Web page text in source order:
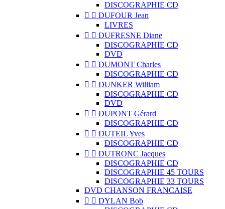
DISCOGRAPHIE CD
  DUFOUR Jean
LIVRES
  DUFRESNE Diane
DISCOGRAPHIE CD
DVD
  DUMONT Charles
DISCOGRAPHIE CD
  DUNKER William
DISCOGRAPHIE CD
DVD
  DUPONT Gérard
DISCOGRAPHIE CD
  DUTEIL Yves
DISCOGRAPHIE CD
  DUTRONC Jacques
DISCOGRAPHIE CD
DISCOGRAPHIE 45 TOURS
DISCOGRAPHIE 33 TOURS
DVD CHANSON FRANCAISE
  DYLAN Bob